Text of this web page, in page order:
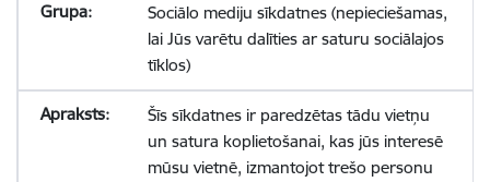
Sociālo mediju sīkdatnes (nepieciešamas,
lai Jūs varētu dalīties ar saturu sociālajos
tīklos)
Šīs sīkdatnes ir paredzētas tādu vietņu
un satura koplietošanai, kas jūs interesē
mūsu vietnē, izmantojot trešo personu